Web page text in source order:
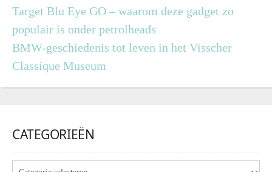
Target Blu Eye GO – waarom deze gadget zo
populair is onder petrolheads
BMW-geschiedenis tot leven in het Visscher
Classique Museum
CATEGORIEËN